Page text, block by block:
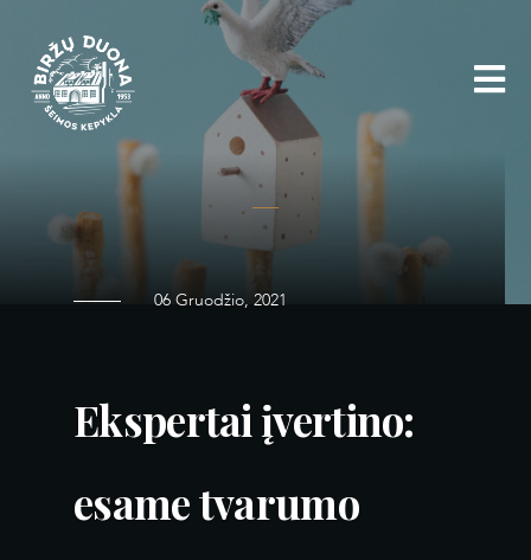
prie
turinio
06 Gruodžio, 2021
Ekspertai įvertino:
esame tvarumo